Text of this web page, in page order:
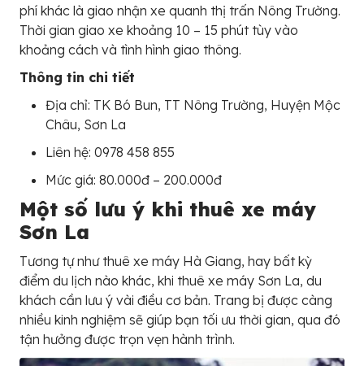
phí khác là giao nhận xe quanh thị trấn Nông Trường.
Thời gian giao xe khoảng 10 – 15 phút tùy vào
khoảng cách và tình hình giao thông.
Thông tin chi tiết
Địa chỉ: TK Bó Bun, TT Nông Trường, Huyện Mộc
Châu, Sơn La
Liên hệ: 0978 458 855
Mức giá: 80.000đ – 200.000đ
Một số lưu ý khi thuê xe máy
Sơn La
Tương tự như thuê xe máy Hà Giang, hay bất kỳ
điểm du lịch nào khác, khi thuê xe máy Sơn La, du
khách cần lưu ý vài điều cơ bản. Trang bị được càng
nhiều kinh nghiệm sẽ giúp bạn tối ưu thời gian, qua đó
tận hưởng được trọn vẹn hành trình.